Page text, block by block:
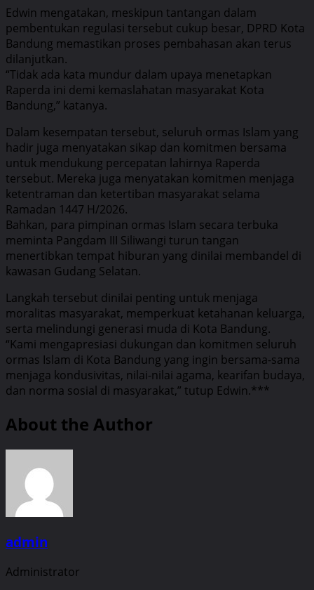
Edwin mengatakan, meskipun tantangan dalam
pembentukan regulasi tersebut cukup besar, DPRD Kota
Bandung memastikan proses pembahasan akan terus
dilanjutkan.
“Tidak ada kata mundur dalam upaya menetapkan
Raperda ini demi kemaslahatan masyarakat Kota
Bandung,” katanya.
Dalam kesempatan tersebut, seluruh ormas Islam yang
hadir juga menyatakan sikap dan komitmen bersama
untuk mendukung percepatan lahirnya Raperda
tersebut. Mereka juga menyatakan komitmen menjaga
ketentraman dan ketertiban masyarakat selama
Ramadan 1447 H/2026.
Bahkan, para pimpinan ormas Islam secara terbuka
meminta Pangdam III Siliwangi turun tangan
menertibkan tempat hiburan yang dinilai membandel di
kawasan Gudang Selatan.
Langkah tersebut dinilai penting untuk menjaga
moralitas masyarakat, memperkuat ketahanan keluarga,
serta melindungi generasi muda di Kota Bandung.
“Kami mengapresiasi dukungan dan komitmen seluruh
ormas Islam di Kota Bandung yang ingin bersama-sama
menjaga kondusivitas, nilai-nilai agama, kearifan budaya,
dan norma sosial di masyarakat,” tutup Edwin.***
About the Author
admin
Administrator